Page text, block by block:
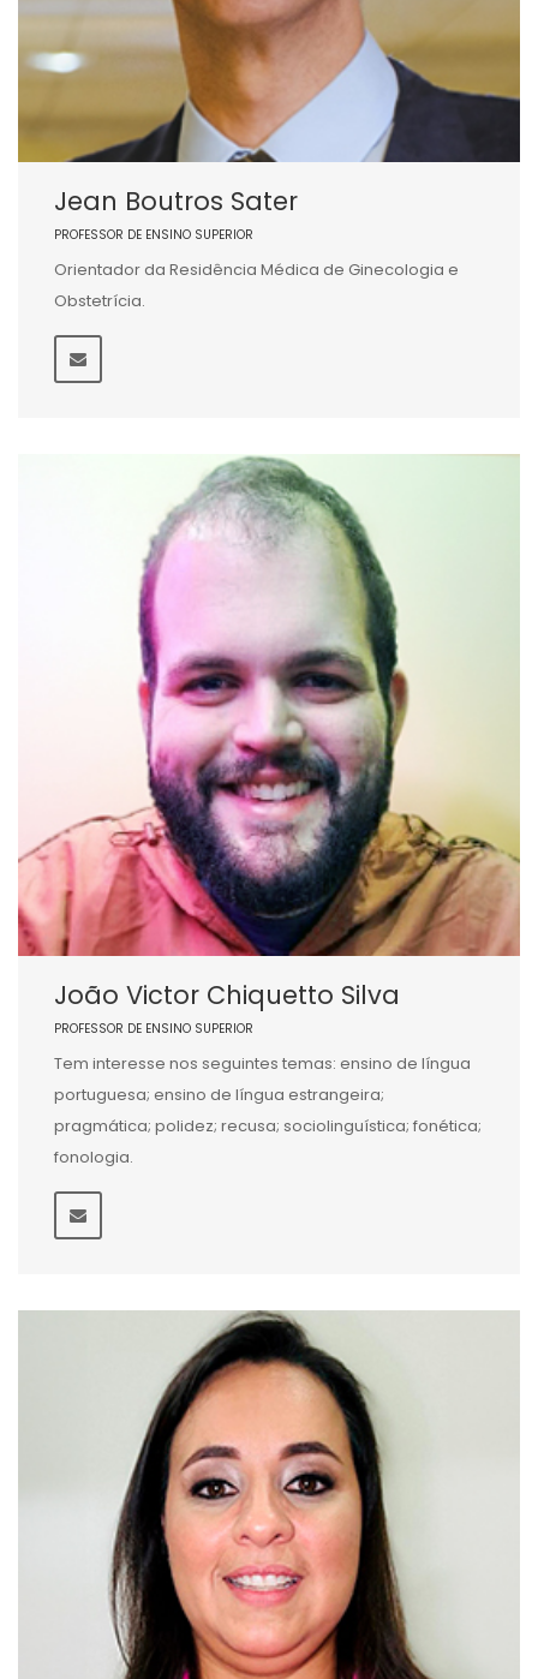
Jean Boutros Sater
PROFESSOR DE ENSINO SUPERIOR
Orientador da Residência Médica de Ginecologia e
Obstetrícia.
João Victor Chiquetto Silva
PROFESSOR DE ENSINO SUPERIOR
Tem interesse nos seguintes temas: ensino de língua
portuguesa; ensino de língua estrangeira;
pragmática; polidez; recusa; sociolinguística; fonética;
fonologia.